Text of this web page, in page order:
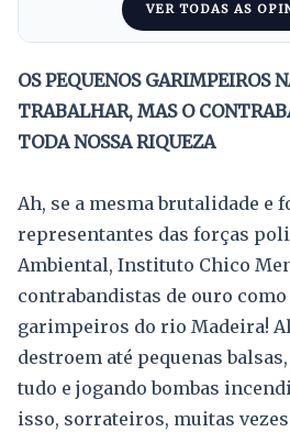
VER TODAS AS
OS PEQUENOS GARIMPEIROS
TRABALHAR, MAS O
TODA NOSSA RIQUEZA
Ah, se a mesma brutalidade e
representantes das forças
Ambiental, Instituto Chico
contrabandistas de ouro
garimpeiros do rio Madeira!
destroem até pequenas
tudo e jogando bombas
isso, sorrateiros, muitas